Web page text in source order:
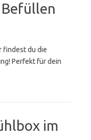
findest du die
Perfekt für dein
im